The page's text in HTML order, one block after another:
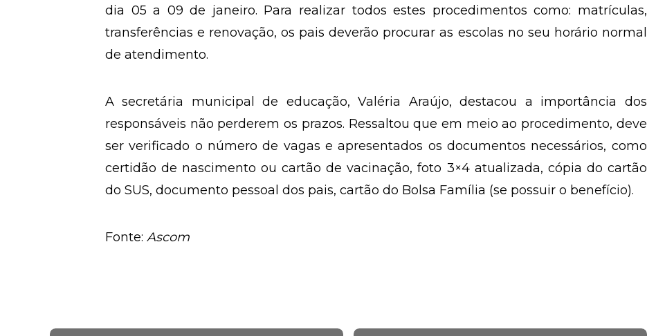
dia 05 a 09 de janeiro. Para realizar todos estes procedimentos como: matrículas,
transferências e renovação, os pais deverão procurar as escolas no seu horário normal
de atendimento.
A secretária municipal de educação, Valéria Araújo, destacou a importância dos
responsáveis não perderem os prazos. Ressaltou que em meio ao procedimento, deve
ser verificado o número de vagas e apresentados os documentos necessários, como
certidão de nascimento ou cartão de vacinação, foto 3×4 atualizada, cópia do cartão
do SUS, documento pessoal dos pais, cartão do Bolsa Família (se possuir o benefício).
Fonte: Ascom